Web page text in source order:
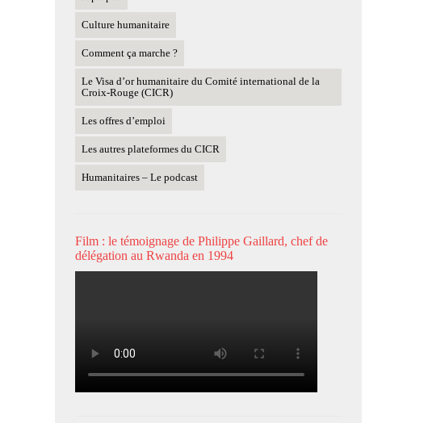
Culture humanitaire
Comment ça marche ?
Le Visa d’or humanitaire du Comité international de la
Croix-Rouge (CICR)
Les offres d’emploi
Les autres plateformes du CICR
Humanitaires – Le podcast
Film : le témoignage de Philippe Gaillard, chef de
délégation au Rwanda en 1994